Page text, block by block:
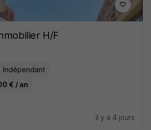
H/F
Indépendant
€ / an
il y a 4 jours